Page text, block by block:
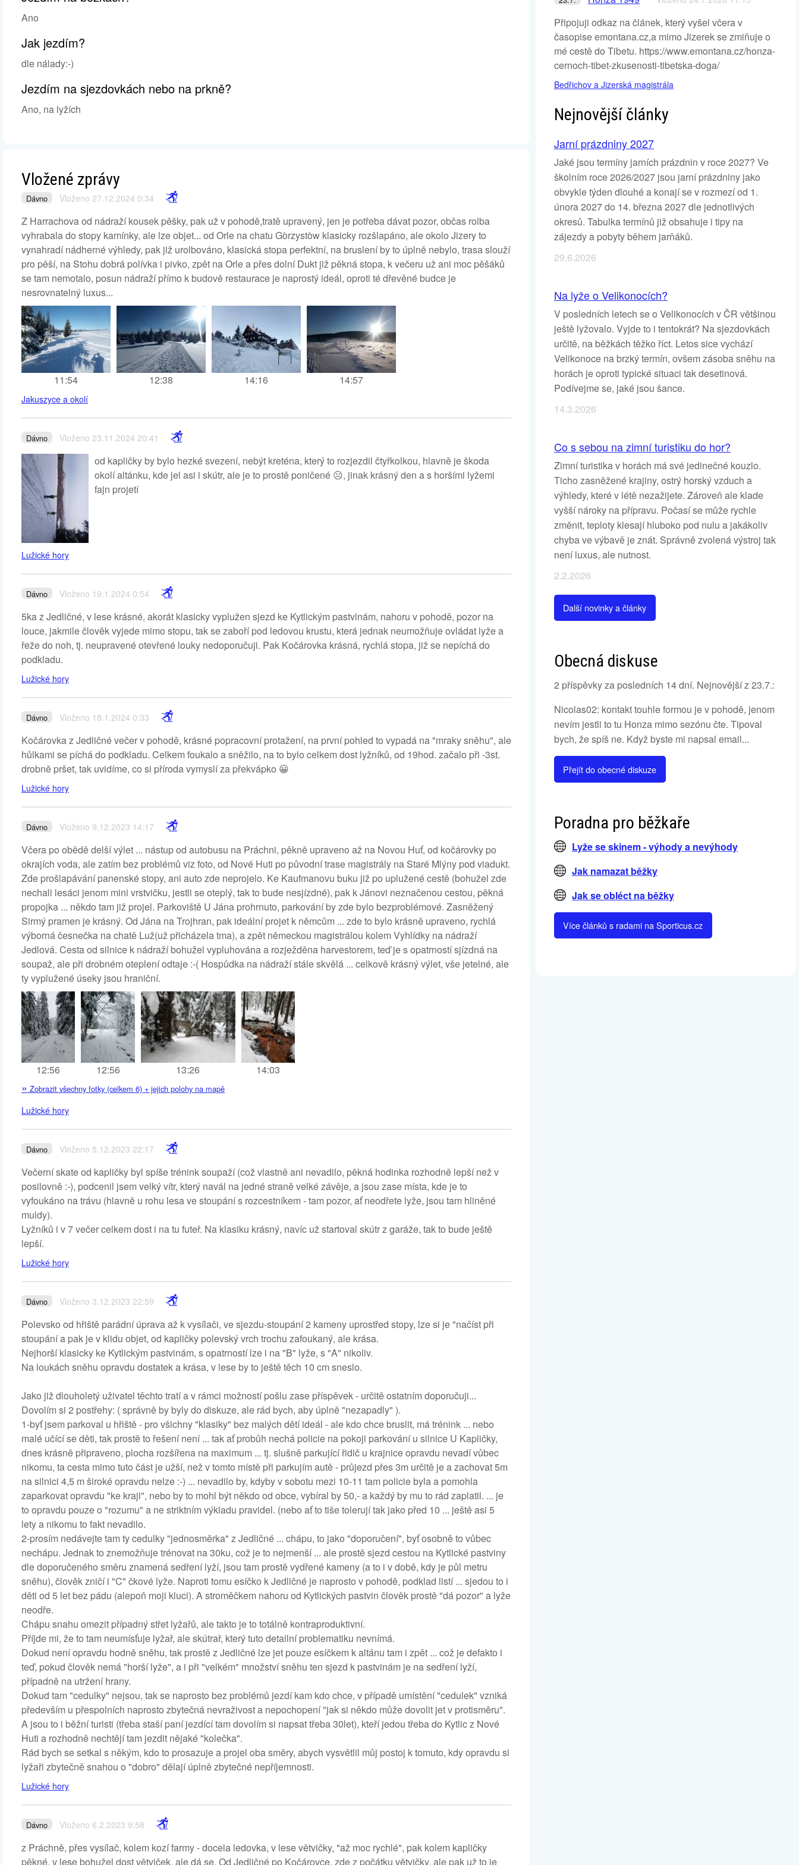
Ano
Jak jezdím?
dle nálady:-)
Jezdím na sjezdovkách nebo na prkně?
Ano, na lyžích
Vložené zprávy
Dávno Vloženo 27.12.2024 0:34
Z Harrachova od nádraží kousek pěšky, pak už v pohodě,tratě upravený, jen je potřeba dávat pozor, občas rolba
vyhrabala do stopy kamínky, ale lze objet... od Orle na chatu Gòrzystòw klasicky rozšlapáno, ale okolo Jizery to
vynahradí nádherné výhledy, pak již urolbováno, klasická stopa perfektní, na bruslení by to úplně nebylo, trasa slouží
pro pěší, na Stohu dobrá polívka i pivko, zpět na Orle a přes dolní Dukt již pěkná stopa, k večeru už ani moc pěšáků
se tam nemotalo, posun nádraží přímo k budově restaurace je naprostý ideál, oproti té dřevěné budce je
nesrovnatelný luxus...
11:54 12:38 14:16 14:57
Jakuszyce a okolí
Dávno Vloženo 23.11.2024 20:41
od kapličky by bylo hezké svezení, nebýt kreténa, který to rozjezdil čtyřkolkou, hlavně je škoda
okolí altánku, kde jel asi i skútr, ale je to prostě poničené ☹️, jinak krásný den a s horšími lyžemi
fajn projetí
Lužické hory
Dávno Vloženo 19.1.2024 0:54
5ka z Jedličné, v lese krásné, akorát klasicky vyplužen sjezd ke Kytlickým pastvinám, nahoru v pohodě, pozor na
louce, jakmile člověk vyjede mimo stopu, tak se zaboří pod ledovou krustu, která jednak neumožňuje ovládat lyže a
řeže do noh, tj. neupravené otevřené louky nedoporučuji. Pak Kočárovka krásná, rychlá stopa, již se nepíchá do
podkladu.
Lužické hory
Dávno Vloženo 18.1.2024 0:33
Kočárovka z Jedličné večer v pohodě, krásné popracovní protažení, na první pohled to vypadá na "mraky sněhu", ale
hůlkami se píchá do podkladu. Celkem foukalo a sněžilo, na to bylo celkem dost lyžníků, od 19hod. začalo při -3st.
drobně pršet, tak uvidíme, co si příroda vymyslí za překvápko 😀
Lužické hory
Dávno Vloženo 9.12.2023 14:17
Včera po obědě delší výlet ... nástup od autobusu na Práchni, pěkně upraveno až na Novou Huť, od kočárovky po
okrajích voda, ale zatím bez problémů viz foto, od Nové Huti po původní trase magistrály na Staré Mlýny pod viadukt.
Zde prošlapávání panenské stopy, ani auto zde neprojelo. Ke Kaufmanovu buku již po uplužené cestě (bohužel zde
nechali lesáci jenom mini vrstvičku, jestli se oteplý, tak to bude nesjízdné), pak k Jánovi neznačenou cestou, pěkná
propojka ... někdo tam již projel. Parkoviště U Jána prohrnuto, parkování by zde bylo bezproblémové. Zasněžený
Sirmý pramen je krásný. Od Jána na Trojhran, pak ideální projet k němcům ... zde to bylo krásně upraveno, rychlá
výborná česnečka na chatě Luž(už přicházela tma), a zpět německou magistrálou kolem Vyhlídky na nádraží
Jedlová. Cesta od silnice k nádraží bohužel vypluhována a rozježděna harvestorem, teď je s opatrností sjízdná na
soupaž, ale při drobném oteplení odtaje :-( Hospůdka na nádraží stále skvělá ... celkově krásný výlet, vše jetelné, ale
ty vyplužené úseky jsou hraniční.
12:56 12:56 13:26 14:03
» Zobrazit všechny fotky (celkem 6) + jejich polohy na mapě
Lužické hory
Dávno Vloženo 5.12.2023 22:17
Večerní skate od kapličky byl spíše trénink soupaží (což vlastně ani nevadilo, pěkná hodinka rozhodně lepší než v
posilovně :-), podcenil jsem velký vítr, který navál na jedné straně velké závěje, a jsou zase místa, kde je to
vyfoukáno na trávu (hlavně u rohu lesa ve stoupání s rozcestníkem - tam pozor, ať neodřete lyže, jsou tam hliněné
muldy).
Lyžníků i v 7 večer celkem dost i na tu futeř. Na klasiku krásný, navíc už startoval skútr z garáže, tak to bude ještě
lepší.
Lužické hory
Dávno Vloženo 3.12.2023 22:59
Polevsko od hřiště parádní úprava až k vysílači, ve sjezdu-stoupání 2 kameny uprostřed stopy, lze si je "načíst při
stoupání a pak je v klidu objet, od kapličky polevský vrch trochu zafoukaný, ale krása.
Nejhorší klasicky ke Kytlickým pastvinám, s opatrností lze i na "B" lyže, s "A" nikoliv.
Na loukách sněhu opravdu dostatek a krása, v lese by to ještě těch 10 cm sneslo.
Jako již dlouholetý uživatel těchto tratí a v rámci možností pošlu zase příspěvek - určitě ostatním doporučuji...
Dovolím si 2 postřehy: ( správně by byly do diskuze, ale rád bych, aby úplně "nezapadly" ).
1-byť jsem parkoval u hřiště - pro všichny "klasiky" bez malých dětí ideál - ale kdo chce bruslit, má trénink ... nebo
malé učící se děti, tak prostě to řešení není ... tak ať probůh nechá policie na pokoji parkování u silnice U Kapličky,
dnes krásně připraveno, plocha rozšířena na maximum ... tj. slušně parkující řidič u krajnice opravdu nevadí vůbec
nikomu, ta cesta mimo tuto část je užší, než v tomto místě při parkujím autě - průjezd přes 3m určitě je a zachovat 5m
na silnici 4,5 m široké opravdu nelze :-) ... nevadilo by, kdyby v sobotu mezi 10-11 tam policie byla a pomohla
zaparkovat opravdu "ke kraji", nebo by to mohl být někdo od obce, vybíral by 50,- a každý by mu to rád zaplatil. ... je
to opravdu pouze o "rozumu" a ne striktním výkladu pravidel. (nebo ať to tiše tolerují tak jako před 10 ... ještě asi 5
lety a nikomu to fakt nevadilo.
2-prosím nedávejte tam ty cedulky "jednosměrka" z Jedličné ... chápu, to jako "doporučení", byť osobně to vůbec
nechápu. Jednak to znemožňuje trénovat na 30ku, což je to nejmenší ... ale prostě sjezd cestou na Kytlické pastviny
dle doporučeného směru znamená sedření lyží, jsou tam prostě vydřené kameny (a to i v době, kdy je půl metru
sněhu), člověk zničí i "C" čkové lyže. Naproti tomu esíčko k Jedličné je naprosto v pohodě, podklad listí ... sjedou to i
děti od 5 let bez pádu (alepoň moji kluci). A stroměčkem nahoru od Kytlických pastvin člověk prostě "dá pozor" a lyže
neodře.
Chápu snahu omezit případný střet lyžařů, ale takto je to totálně kontraproduktivní.
Příjde mi, že to tam neumísťuje lyžař, ale skútrař, který tuto detailní problematiku nevnímá.
Dokud není opravdu hodně sněhu, tak prostě z Jedličné lze jet pouze esíčkem k altánu tam i zpět ... což je defakto i
teď, pokud člověk nemá "horší lyže", a i při "velkém" množství sněhu ten sjezd k pastvinám je na sedření lyží,
případně na utržení hrany.
Dokud tam "cedulky" nejsou, tak se naprosto bez problémů jezdí kam kdo chce, v případě umístění "cedulek" vzniká
především u přespolních naprosto zbytečná nevraživost a nepochopení "jak si někdo může dovolit jet v protisměru".
A jsou to i běžní turisti (třeba staší paní jezdící tam dovolím si napsat třeba 30let), kteří jedou třeba do Kytlic z Nové
Huti a rozhodně nechtějí tam jezdit nějaké "kolečka".
Rád bych se setkal s někým, kdo to prosazuje a projel oba směry, abych vysvětlil můj postoj k tomuto, kdy opravdu si
lyžaři zbytečně snahou o "dobro" dělají úplně zbytečné nepříjemnosti.
Lužické hory
Dávno Vloženo 6.2.2023 9:58
z Práchně, přes vysílač, kolem kozí farmy - docela ledovka, v lese větvičky, "až moc rychlé", pak kolem kapličky
pěkné, v lese bohužel dost větviček, ale dá se. Od Jedličné po Kočárovce, zde z počátku větvičky, ale pak už to je
Připojuji odkaz na článek, který vyšel včera v
časopise emontana.cz,a mimo Jizerek se zmiňuje o
mé cestě do Tibetu. https://www.emontana.cz/honza-
cernoch-tibet-zkusenosti-tibetska-doga/
Bedřichov a Jizerská magistrála
Nejnovější články
Jarní prázdniny 2027
Jaké jsou termíny jarních prázdnin v roce 2027? Ve
školním roce 2026/2027 jsou jarní prázdniny jako
obvykle týden dlouhé a konají se v rozmezí od 1.
února 2027 do 14. března 2027 dle jednotlivých
okresů. Tabulka termínů již obsahuje i tipy na
zájezdy a pobyty během jarňáků.
29.6.2026
Na lyže o Velikonocích?
V posledních letech se o Velikonocích v ČR většinou
ještě lyžovalo. Vyjde to i tentokrát? Na sjezdovkách
určitě, na běžkách těžko říct. Letos sice vychází
Velikonoce na brzký termín, ovšem zásoba sněhu na
horách je oproti typické situaci tak desetinová.
Podívejme se, jaké jsou šance.
14.3.2026
Co s sebou na zimní turistiku do hor?
Zimní turistika v horách má své jedinečné kouzlo.
Ticho zasněžené krajiny, ostrý horský vzduch a
výhledy, které v létě nezažijete. Zároveň ale klade
vyšší nároky na přípravu. Počasí se může rychle
změnit, teploty klesají hluboko pod nulu a jakákoliv
chyba ve výbavě je znát. Správně zvolená výstroj tak
není luxus, ale nutnost.
2.2.2026
Další novinky a články
Obecná diskuse
2 příspěvky za posledních 14 dní. Nejnovější z 23.7.:
Nicolas02: kontakt touhle formou je v pohodě, jenom
nevím jestli to tu Honza mimo sezónu čte. Tipoval
bych, že spíš ne. Když byste mi napsal email...
Přejít do obecné diskuze
Poradna pro běžkaře
Lyže se skinem - výhody a nevýhody
Jak namazat běžky
Jak se obléct na běžky
Více článků s radami na Sporticus.cz